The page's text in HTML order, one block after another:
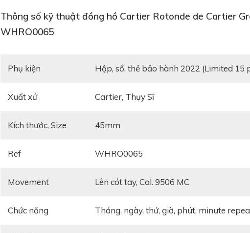
Thông số kỹ thuật đồng hồ Cartier Rotonde de Cartier
WHRO0065
Phụ kiện Hộp, sổ, thẻ bảo hành 2022 (Limited 15
Xuất xứ Cartier, Thụy Sĩ
Kích thước, Size 45mm
Ref WHRO0065
Movement Lên cót tay, Cal. 9506 MC
Chức năng Tháng, ngày, thứ, giờ, phút, minute